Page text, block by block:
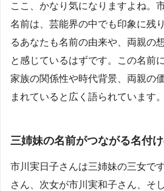
ここ、かなり気になりますよね。
名前は、芸能界の中でも印象に残
るあなたも名前の由来や、両親の
と感じているはずです。この名前
家族の関係性や時代背景、両親の
まれていると広く語られています。
三姉妹の名前がつながる名付
市川実日子さんは三姉妹の三女で
さん、次女が市川実和子さん、そ